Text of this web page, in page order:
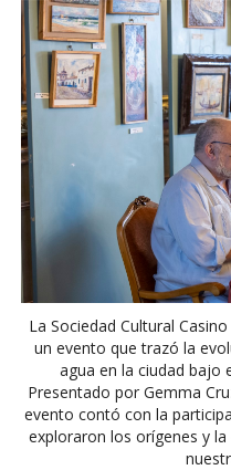
La Sociedad Cultural
un evento que trazó la
agua en la ciudad bajo
Presentado por Gemma
evento contó con la
exploraron los orígenes y